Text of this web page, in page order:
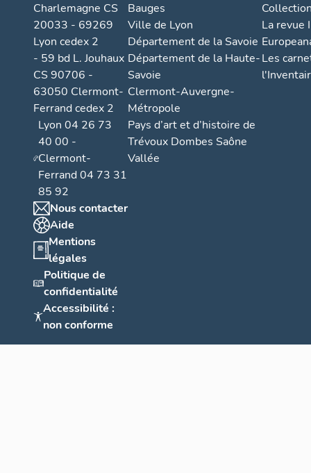
Charlemagne CS
20033 - 69269
Lyon cedex 2
- 59 bd L. Jouhaux
CS 90706 -
63050 Clermont-
Ferrand cedex 2
Lyon 04 26 73
40 00 -
Clermont-
Ferrand 04 73 31
85 92
Nous contacter
Aide
Mentions
légales
Politique de
confidentialité
Accessibilité :
non conforme
Bauges
Ville de Lyon
Département de la Savoie
Département de la Haute-
Savoie
Clermont-Auvergne-
Métropole
Pays d’art et d’histoire de
Trévoux Dombes Saône
Vallée
La revue
Les